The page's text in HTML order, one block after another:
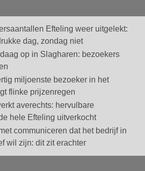
Efteling weer uitgelekt:
dag, zondag niet
op in Slagharen: bezoekers
miljoenste bezoeker in het
flinke prijzenregen
averechts: hervulbare
hele Efteling uitverkocht
communiceren dat het bedrijf in
wil zijn: dit zit erachter